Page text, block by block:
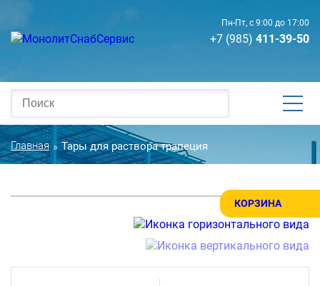
КОРЗИНА
Пн-Пт, с 9:00 до 17:00
+7 (985) 411-39-50
Главная » Тары для раствора трапеция